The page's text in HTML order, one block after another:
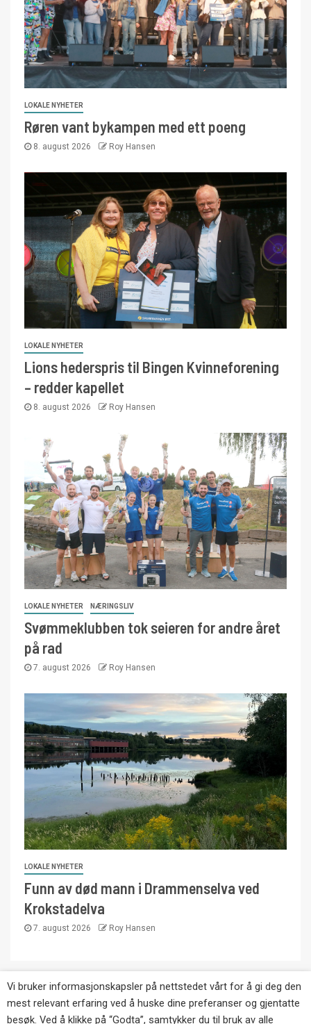
LOKALE NYHETER
Røren vant bykampen med ett poeng
8. august 2026 Roy Hansen
LOKALE NYHETER
Lions hederspris til Bingen Kvinneforening
– redder kapellet
8. august 2026 Roy Hansen
LOKALE NYHETER NÆRINGSLIV
Svømmeklubben tok seieren for andre året
på rad
7. august 2026 Roy Hansen
LOKALE NYHETER
Funn av død mann i Drammenselva ved
Krokstadelva
7. august 2026 Roy Hansen
Copyright © Eikernytt.no utgis av Roy’s
Pressetjeneste. Kopiering av tekst, bilder og
Vi bruker informasjonskapsler på nettstedet vårt for å gi deg den
mest relevant erfaring ved å huske dine preferanser og gjentatte
besøk. Ved å klikke på “Godta”, samtykker du til bruk av alle